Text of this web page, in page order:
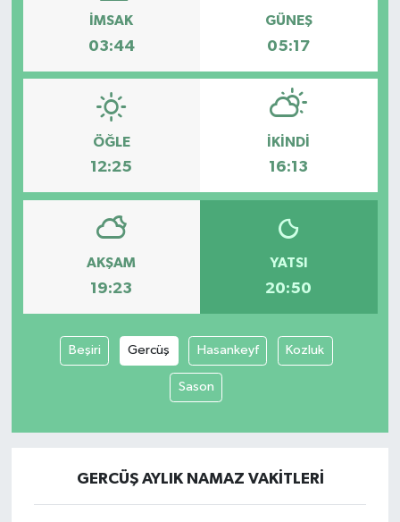
İMSAK
03:44
GÜNEŞ
05:17
ÖĞLE
12:25
İKINDI
16:13
AKŞAM
19:23
YATSI
20:50
Beşiri Gercüş Hasankeyf Kozluk
Sason
GERCÜŞ AYLIK NAMAZ VAKITLERI